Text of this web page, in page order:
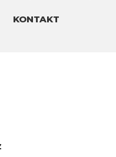
KONTAKT